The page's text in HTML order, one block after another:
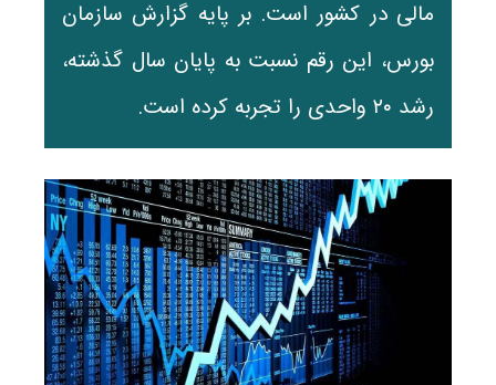
مالی در کشور است. بر پایه گزارش سازمان
بورس، این رقم نسبت به پایان سال گذشته،
رشد ۲۰ واحدی را تجربه کرده است.